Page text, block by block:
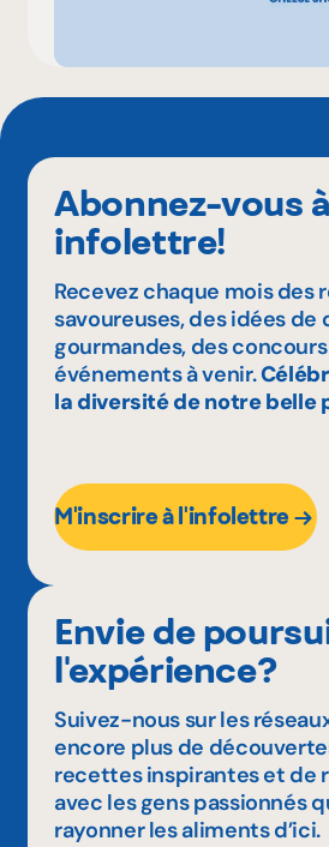
Abonnez-vous
infolettre!
Recevez chaque mois des
savoureuses, des idées
gourmandes, des
événements à venir.
la diversité de notre belle
M'inscrire à l'infolettre
Envie de
l'expérience?
Suivez-nous sur les
encore plus de
recettes inspirantes et de
avec les gens passionnés
rayonner les aliments d’ici.